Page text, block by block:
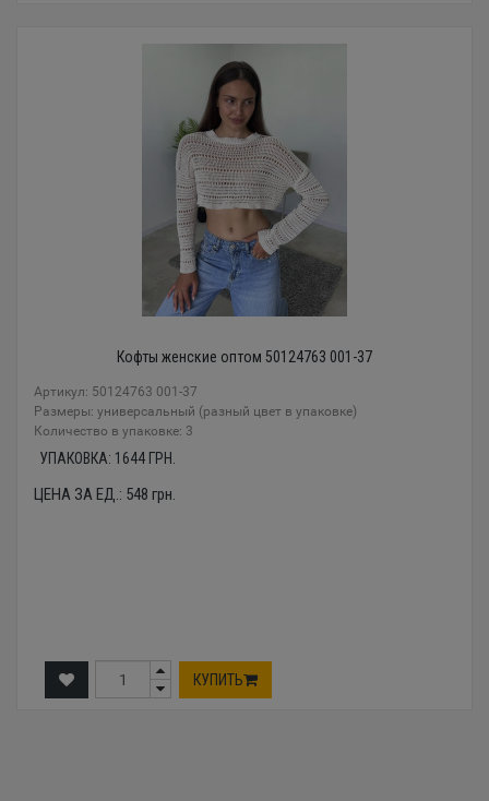
Кофты женские оптом 50124763 001-37
Артикул: 50124763 001-37
Размеры: универсальный (разный цвет в упаковке)
Количество в упаковке: 3
УПАКОВКА: 1644 ГРН.
ЦЕНА ЗА ЕД.: 548 грн.
КУПИТЬ